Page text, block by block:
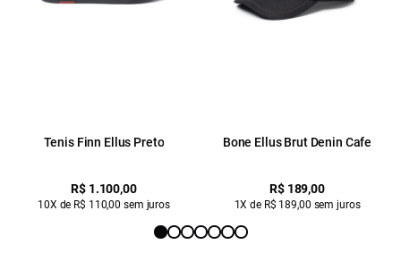
Tenis Finn Ellus Preto
R$ 1.100,00
10X de R$ 110,00 sem juros
Bone Ellus Brut Denin Cafe
R$ 189,00
1X de R$ 189,00 sem juros